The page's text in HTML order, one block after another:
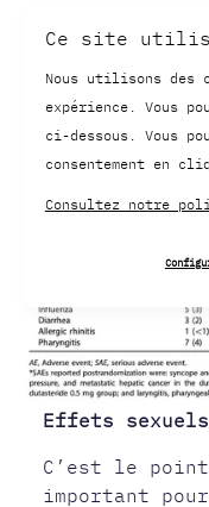
événements
médicament.
Effets
C’est le
important
Ce site
Nous utilisons des
expérience. Vous
ci-dessous. Vous
consentement en
Consultez notre